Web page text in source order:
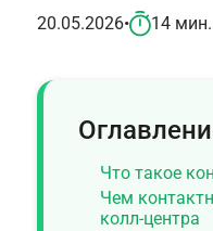
20.05.2026• 14 мин.
Что такое
Чем
колл-центра